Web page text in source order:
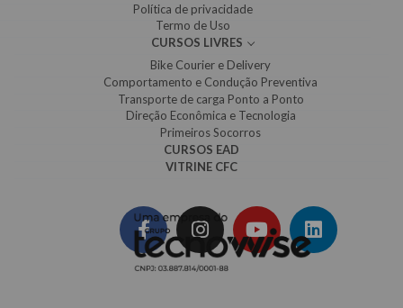
Política de privacidade
Termo de Uso
CURSOS LIVRES
Bike Courier e Delivery
Comportamento e Condução Preventiva
Transporte de carga Ponto a Ponto
Direção Econômica e Tecnologia
Primeiros Socorros
CURSOS EAD
VITRINE CFC